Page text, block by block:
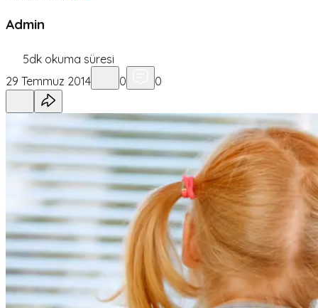
Admin
5dk okuma süresi
29 Temmuz 2014
0 0